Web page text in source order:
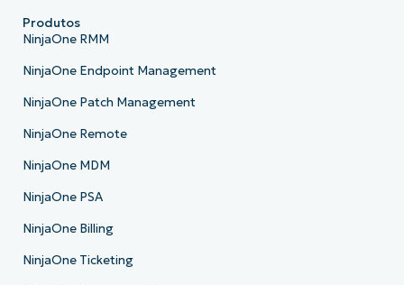
Produtos
NinjaOne RMM
NinjaOne Endpoint Management
NinjaOne Patch Management
NinjaOne Remote
NinjaOne MDM
NinjaOne PSA
NinjaOne Billing
NinjaOne Ticketing